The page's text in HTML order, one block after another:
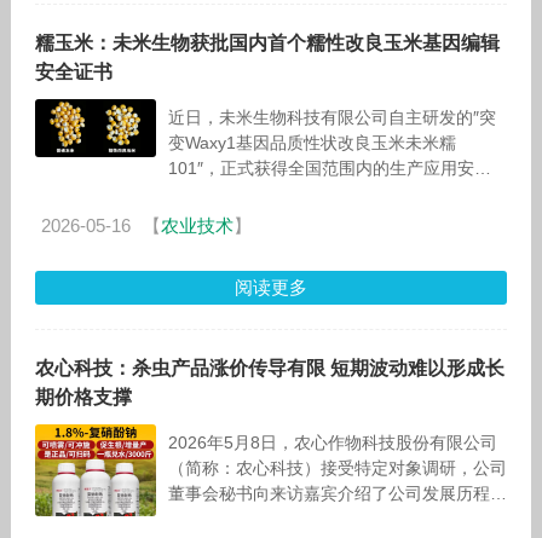
糯玉米：未米生物获批国内首个糯性改良玉米基因编辑
安全证书
近日，未米生物科技有限公司自主研发的″突
变Waxy1基因品质性状改良玉米未米糯
101″，正式获得全国范围内的生产应用安全
生物安全证书（生产应用）。这是国内
2026-05-16 【农业技术】
阅读更多
农心科技：杀虫产品涨价传导有限 短期波动难以形成长
期价格支撑
2026年5月8日，农心作物科技股份有限公司
（简称：农心科技）接受特定对象调研，公司
董事会秘书向来访嘉宾介绍了公司发展历程、